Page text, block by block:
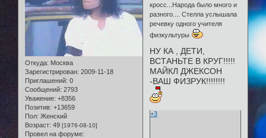
Откуда: Москва
Зарегистрирован: 2009-11-18
Приглашений: 0
Сообщений: 2793
Уважение: +8356
Позитив: +13659
Пол: Женский
Возраст: 49 [1976-08-10]
Провел на форуме:
кросс...Народа было много и
разного.... Стелла услышала
речевку одного учителя
физкультуры
НУ КА , ДЕТИ,
ВСТАНЬТЕ В КРУГ!!!!!
МАЙКЛ ДЖЕКСОН
-ВАШ ФИЗРУК!!!!!!!!
+3